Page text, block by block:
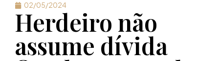
02/05/2024
Herdeiro não
assume dívida